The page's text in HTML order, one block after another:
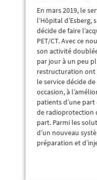
En mars 2019, le
l’Hôpital
décide de faire
PET/CT. Avec ce
son activité
par jour à un peu
restructuration ont
le service décide
occasion, à
patients d’une
de radioprotection
part. Parmi les
d’un nouveau
préparation et